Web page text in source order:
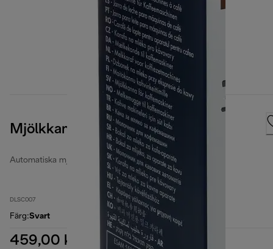
Mjölkkanna
Automatiska mjölkkannor
DLSC007
Färg:Svart
459,00 kr